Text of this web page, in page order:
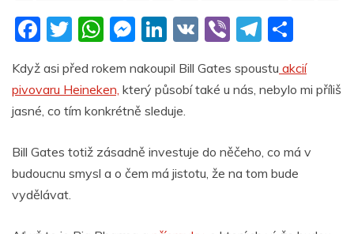
F
c
e
o
o
k
T
w
itt
er
W
at
s
p
p
M
ss
e
g
er
Li
k
e
n
V
Vi
er
T
e
gr
m
ar
e
Když asi před rokem nakoupil Bill Gates spoustu akcií
pivovaru Heineken, který působí také u nás, nebylo mi příliš
jasné, co tím konkrétně sleduje.
Bill Gates totiž zásadně investuje do něčeho, co má v
budoucnu smysl a o čem má jistotu, že na tom bude
vydělávat.